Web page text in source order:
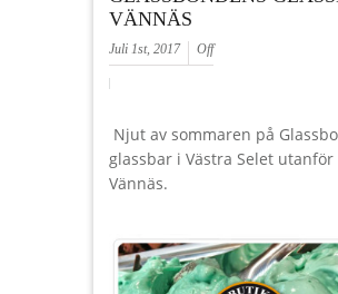
VÄNNÄS
Juli 1st, 2017 Off
Njut av sommaren på
glassbar i Västra Selet utanför
Vännäs.